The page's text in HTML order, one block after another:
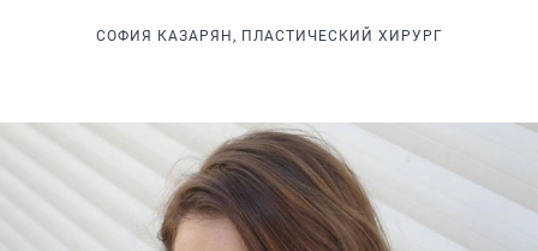
СОФИЯ КАЗАРЯН, ПЛАСТИЧЕСКИЙ ХИРУРГ